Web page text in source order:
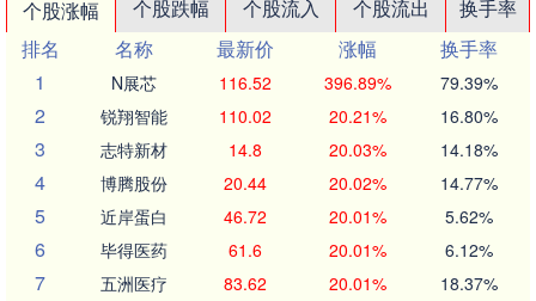
个股涨幅 个股跌幅 个股流入 个股流出
换手率
排名
名称 最新价 涨幅
换手率
1
N展芯 116.52 396.89% 79.39%
2 锐翔智能 110.02 20.21% 16.80%
3 志特新材 14.8 20.03% 14.18%
4 博腾股份 20.44 20.02% 14.77%
5 近岸蛋白 46.72 20.01% 5.62%
6 毕得医药 61.6 20.01% 6.12%
7 五洲医疗 83.62 20.01% 18.37%